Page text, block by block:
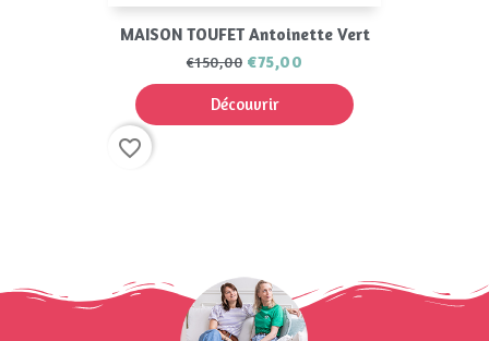
MAISON TOUFET Antoinette Vert
€150,00 €75,00
Découvrir
favorite_border